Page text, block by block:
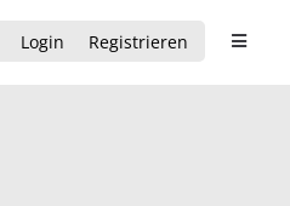
Login Registrieren